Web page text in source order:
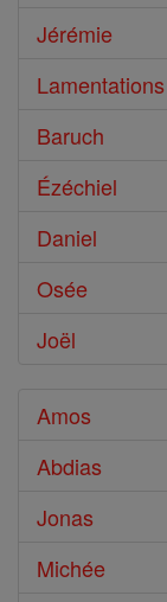
Jérémie
Lamentations
Baruch
Ézéchiel
Daniel
Osée
Joël
Amos
Abdias
Jonas
Michée